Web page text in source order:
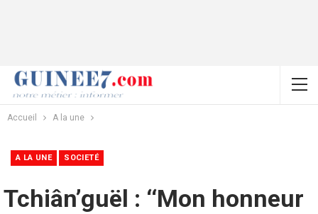
Accueil A la une
A LA UNE SOCIETÉ
Tchiân’guël : ‘‘Mon honneur